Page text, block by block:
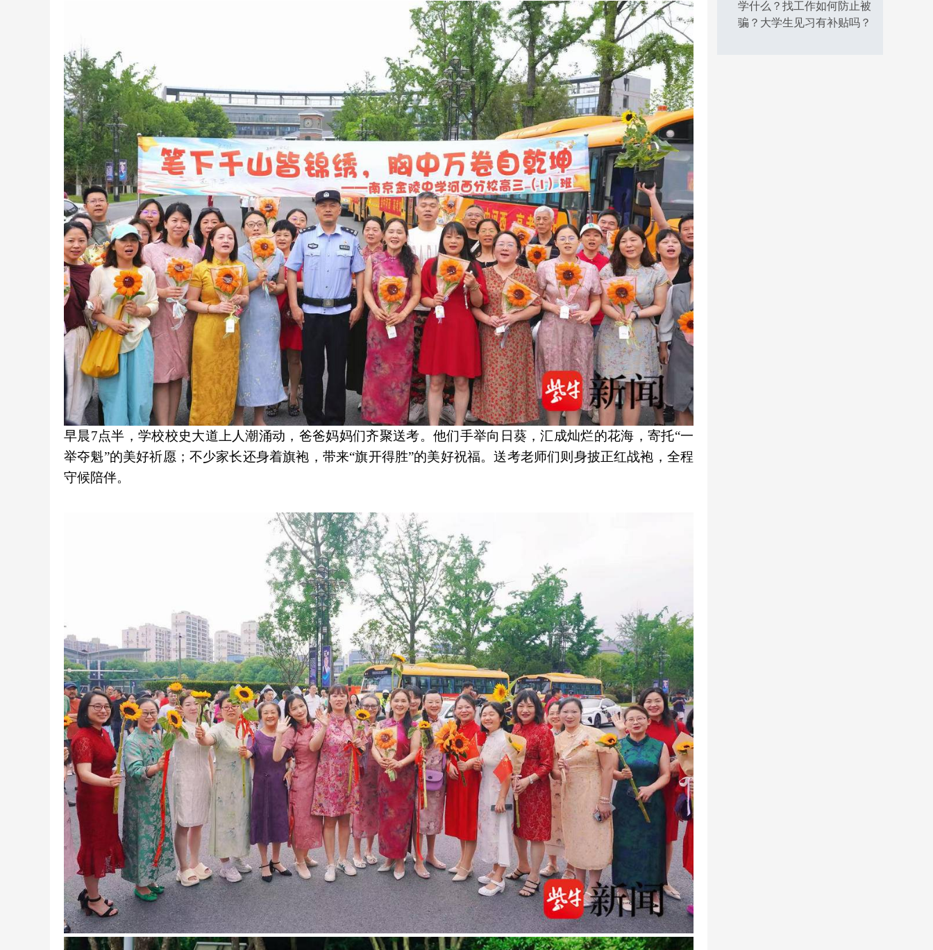
早晨7点半，学校校史大道上人潮涌动，爸爸妈妈们齐聚送考。他们手举向日葵，汇成灿烂的花海，寄托“一
举夺魁”的美好祈愿；不少家长还身着旗袍，带来“旗开得胜”的美好祝福。送考老师们则身披正红战袍，全程
守候陪伴。
学什么？找工作如何防止被
骗？大学生见习有补贴吗？